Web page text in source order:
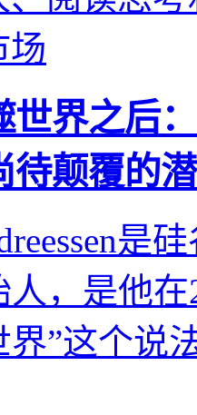
世界之后
待颠覆的
是
，是他
界”这个说